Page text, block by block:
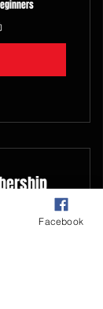
40$
Facebook